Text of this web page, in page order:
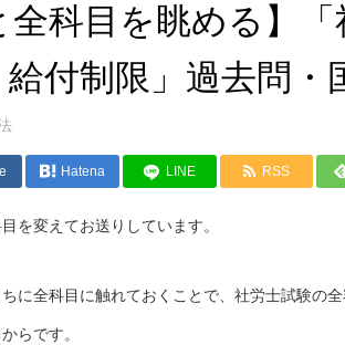
全科目を眺める】
付制限」過去問・
Hatena LINE RSS
を変えてお送りしています。
に全科目に触れておくことで、社労士試験の
らです。